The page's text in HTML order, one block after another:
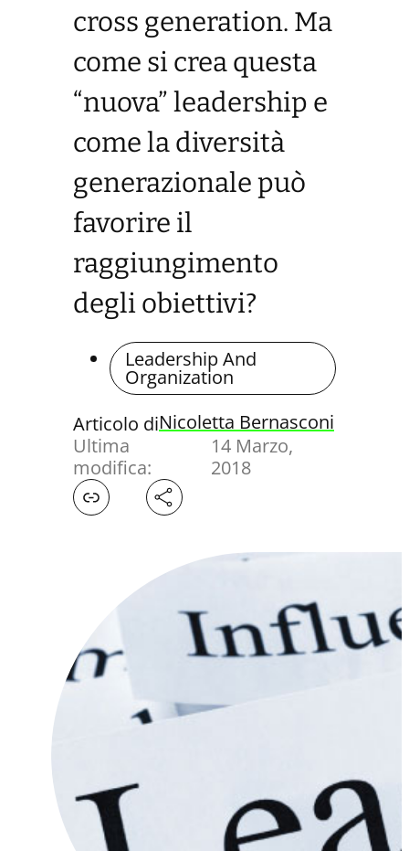
cross generation. Ma
come si crea questa
“nuova” leadership e
come la diversità
generazionale può
favorire il
raggiungimento
degli obiettivi?
Leadership And
Organization
Articolo diNicoletta Bernasconi
Ultima
modifica:
14 Marzo,
2018